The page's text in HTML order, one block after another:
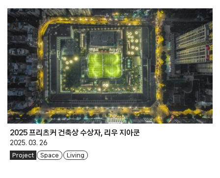
2025 프리츠커 건축상 수상자, 리우 지아쿤
2025. 03. 26
Project Space Living